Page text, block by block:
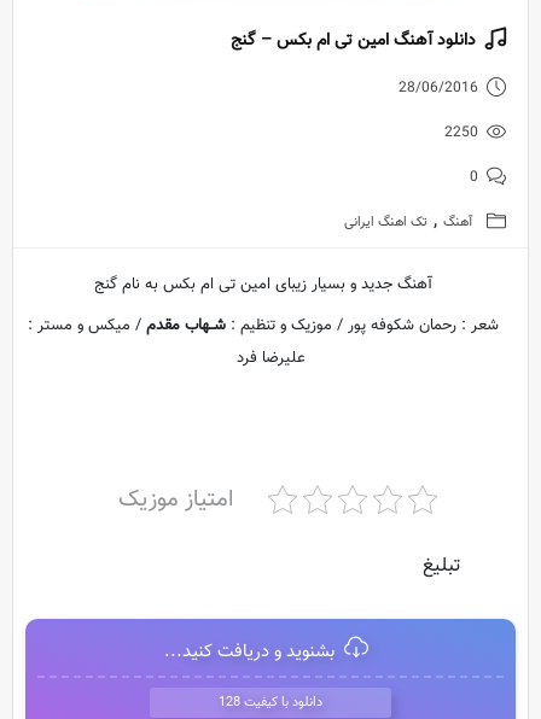
دانلود آهنگ امین تی ام بکس – گنج
28/06/2016
2250
0
آهنگ , تک اهنگ ایرانی
آهنگ جدید و بسیار زیبای امین تی ام بکس به نام گنج
شعر : رحمان شکوفه پور / موزیک و تنظیم : شــهاب مقدم / میکس و مستر :
علیرضا فرد
امتیاز موزیک
تبلیغ
بشنوید و دریافت کنید...
دانلود با کیفیت 128